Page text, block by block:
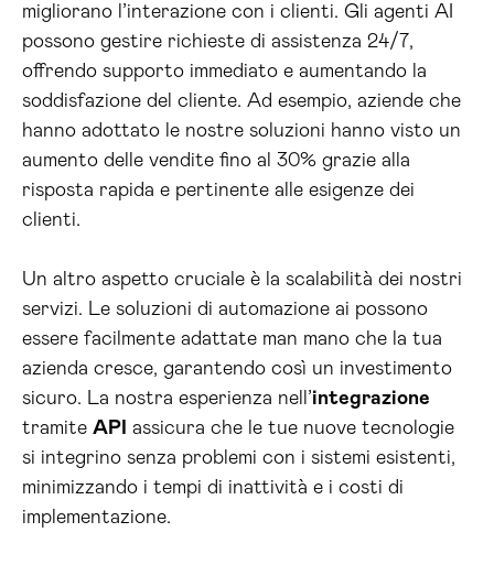
migliorano l’interazione con i clienti. Gli agenti AI
possono gestire richieste di assistenza 24/7,
offrendo supporto immediato e aumentando la
soddisfazione del cliente. Ad esempio, aziende che
hanno adottato le nostre soluzioni hanno visto un
aumento delle vendite fino al 30% grazie alla
risposta rapida e pertinente alle esigenze dei
clienti.
Un altro aspetto cruciale è la scalabilità dei nostri
servizi. Le soluzioni di automazione ai possono
essere facilmente adattate man mano che la tua
azienda cresce, garantendo così un investimento
sicuro. La nostra esperienza nell’integrazione
tramite API assicura che le tue nuove tecnologie
si integrino senza problemi con i sistemi esistenti,
minimizzando i tempi di inattività e i costi di
implementazione.